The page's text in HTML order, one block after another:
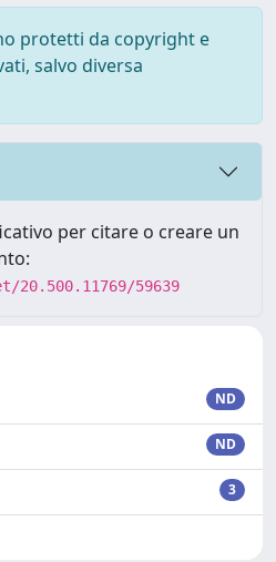
protetti da copyright e
salvo diversa
per citare o creare un
59639
ND
ND
3